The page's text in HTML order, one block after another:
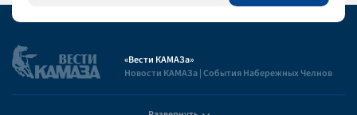
«Вести КАМАЗа»
Новости КАМАЗа | События Набережных Челнов